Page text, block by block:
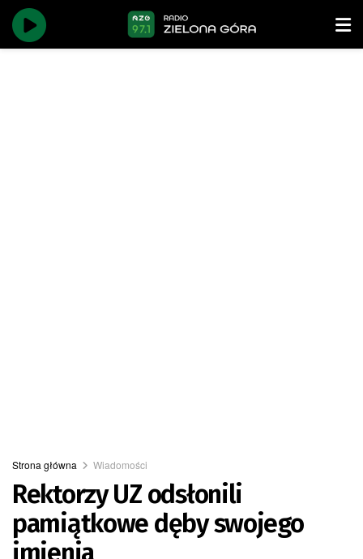
Strona główna Wiadomości
Rektorzy UZ odsłonili
pamiątkowe dęby swojego
imienia